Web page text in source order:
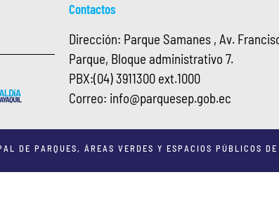
Contactos
Dirección: Parque Samanes , Av.
Parque, Bloque administrativo 7.
PBX:(04) 3911300 ext.1000
Correo: info@parquesep.gob.ec
DE PARQUES, ÁREAS VERDES Y ESPACIOS PÚBLICOS